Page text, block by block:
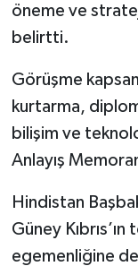
öneme ve
belirtti.
Görüşme
kurtarma,
bilişim ve
Anlayış
Hindistan
Güney
egemenliğine